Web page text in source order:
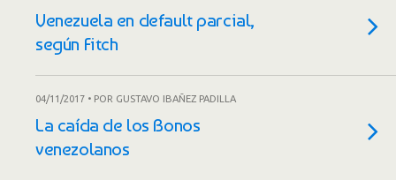
Venezuela en default parcial,
según Fitch
04/11/2017 • POR GUSTAVO IBAÑEZ PADILLA
La caída de los Bonos
venezolanos